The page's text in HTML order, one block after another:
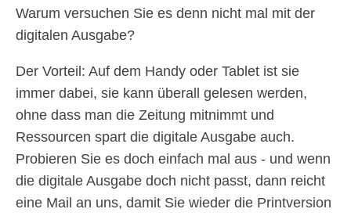
Warum versuchen Sie es denn nicht mal mit der
digitalen Ausgabe?
Der Vorteil: Auf dem Handy oder Tablet ist sie
immer dabei, sie kann überall gelesen werden,
ohne dass man die Zeitung mitnimmt und
Ressourcen spart die digitale Ausgabe auch.
Probieren Sie es doch einfach mal aus - und wenn
die digitale Ausgabe doch nicht passt, dann reicht
eine Mail an uns, damit Sie wieder die Printversion